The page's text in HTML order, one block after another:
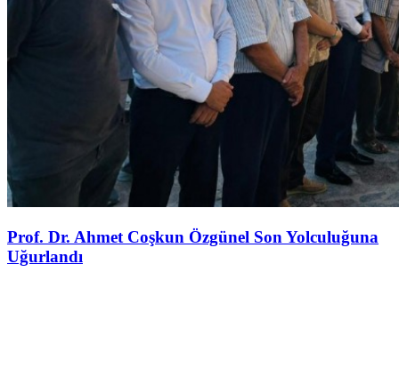
Prof. Dr. Ahmet Coşkun Özgünel Son Yolculuğuna
Uğurlandı